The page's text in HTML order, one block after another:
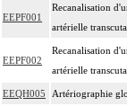
EEPF001
Recanalisation
artérielle
EEPF002
Recanalisation
artérielle
EEQH005 Artériographie